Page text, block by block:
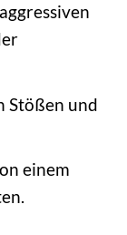
Stößen und
einem